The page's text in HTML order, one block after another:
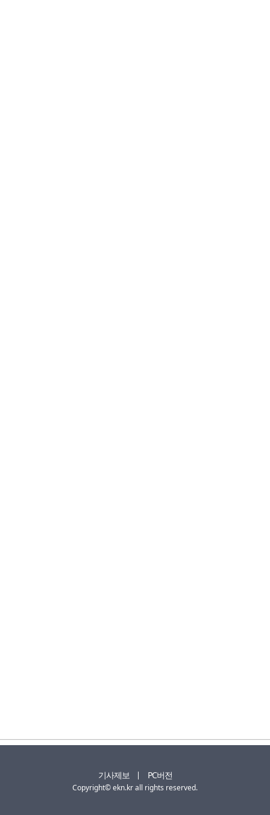
기사제보 PC버전
Copyright© ekn.kr all rights reserved.